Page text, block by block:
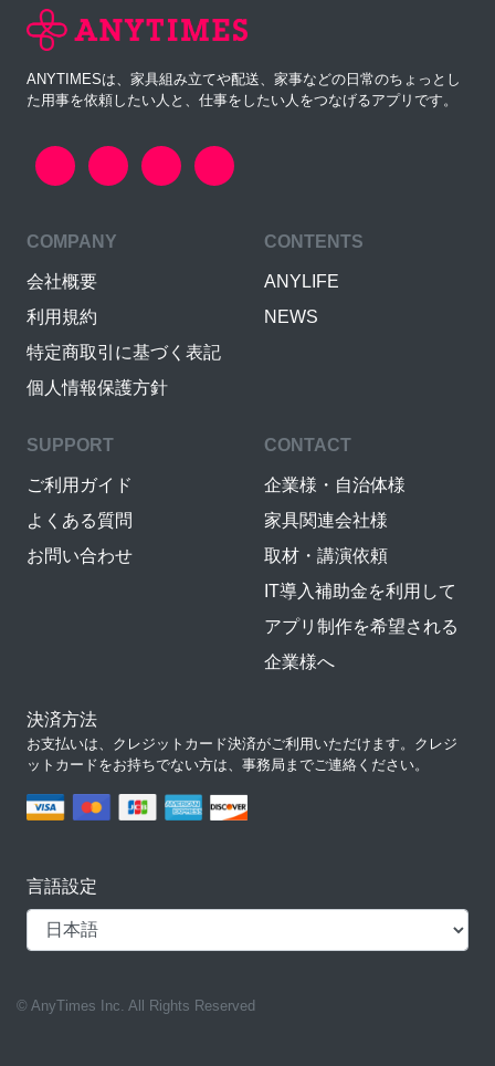
ANYTIMESは、家具組み立てや配送、家事などの日常のちょっとし
た用事を依頼したい人と、仕事をしたい人をつなげるアプリです。
COMPANY
会社概要
利用規約
特定商取引に基づく表記
個人情報保護方針
CONTENTS
ANYLIFE
NEWS
SUPPORT
ご利用ガイド
よくある質問
お問い合わせ
CONTACT
企業様・自治体様
家具関連会社様
取材・講演依頼
IT導入補助金を利用して
アプリ制作を希望される
企業様へ
決済方法
お支払いは、クレジットカード決済がご利用いただけます。クレジ
ットカードをお持ちでない方は、事務局までご連絡ください。
言語設定
© AnyTimes Inc. All Rights Reserved